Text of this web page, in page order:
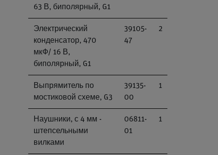
63 В, биполярный, G1
Электрический
конденсатор, 470
мкФ/ 16 В,
биполярный, G1
39105-
47
2
Выпрямитель по
мостиковой схеме, G3
39135-
00
1
Наушники, с 4 мм -
штепсельными
вилками
06811-
01
1